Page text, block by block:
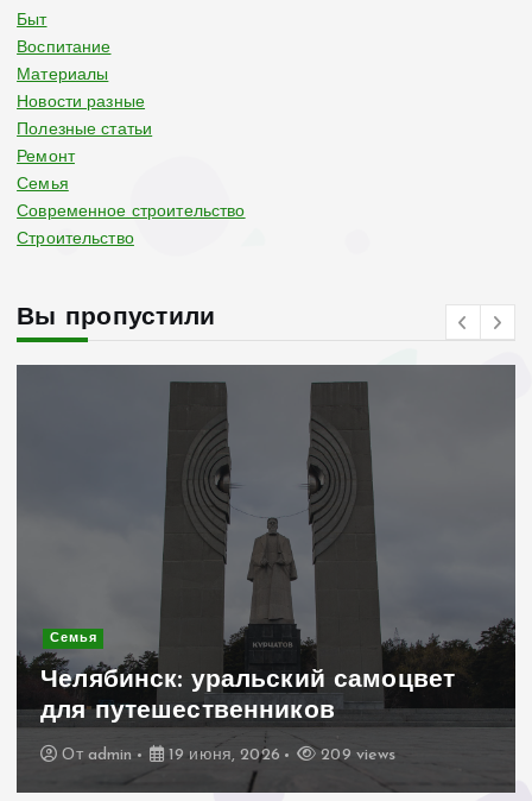
Быт
Воспитание
Материалы
Новости разные
Полезные статьи
Ремонт
Семья
Современное строительство
Строительство
Вы пропустили
Современное строительство
Керамогранит «под дерево»:
стильное и практичное решение
для дачного домика
От admin 19 июня, 2026 199 views